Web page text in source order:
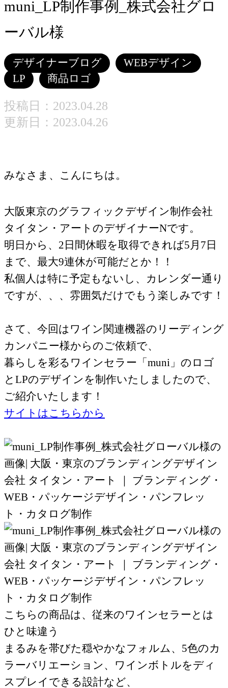
muni_LP制作事例_株式会社グロ
ーバル様
デザイナーブログ
WEBデザイン
LP
商品ロゴ
投稿日： 2023.04.28
更新日：2023.04.26
みなさま、こんにちは。
大阪東京のグラフィックデザイン制作会社
タイタン・アートのデザイナーNです。
明日から、2日間休暇を取得できれば5月7日
まで、最大9連休が可能だとか！！
私個人は特に予定もないし、カレンダー通り
ですが、、、雰囲気だけでもう楽しみです！
さて、今回はワイン関連機器のリーディング
カンパニー様からのご依頼で、
暮らしを彩るワインセラー「muni」のロゴ
とLPのデザインを制作いたしましたので、
ご紹介いたします！
サイトはこちらから
こちらの商品は、従来のワインセラーとは
ひと味違う
まるみを帯びた穏やかなフォルム、5色のカ
ラーバリエーション、ワインボトルをディ
スプレイできる設計など、